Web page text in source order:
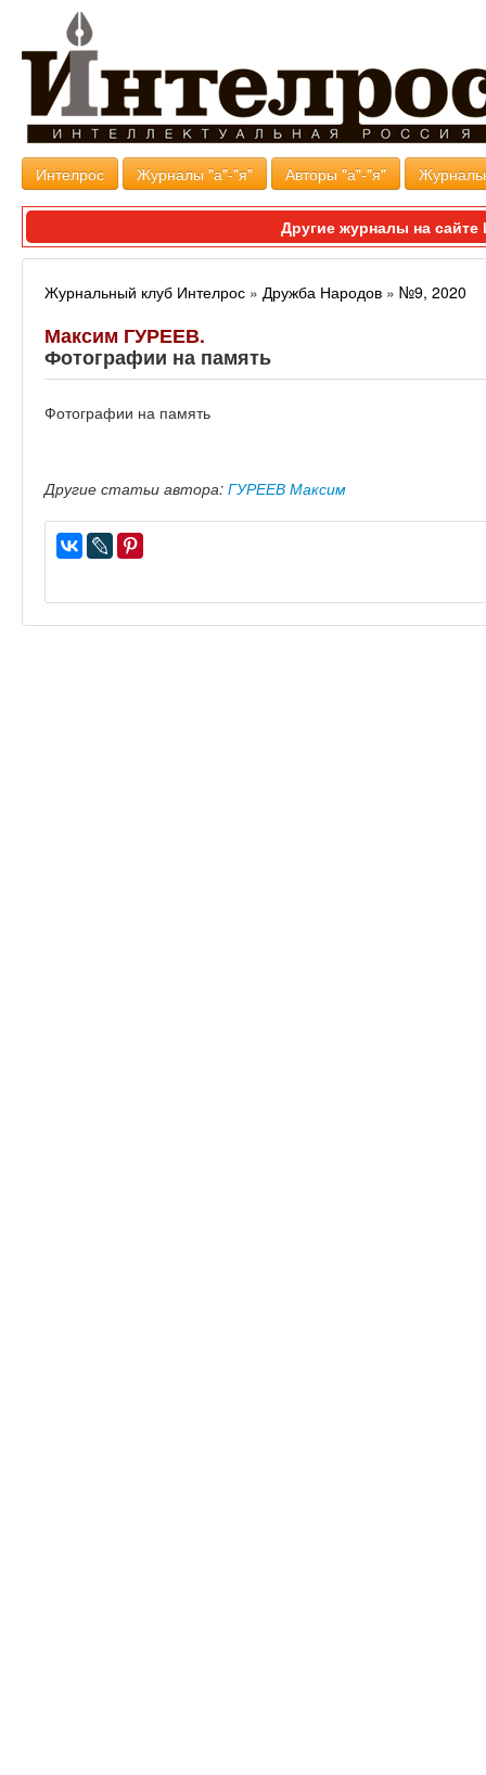
Интелрос Журналы "а"-"я" Авторы "а"-"я"
Другие журналы на
Журнальный клуб Интелрос » Дружба Народов » №9, 2020
Максим ГУРЕЕВ.
Фотографии на память
Фотографии на память
Другие статьи автора: ГУРЕЕВ Максим